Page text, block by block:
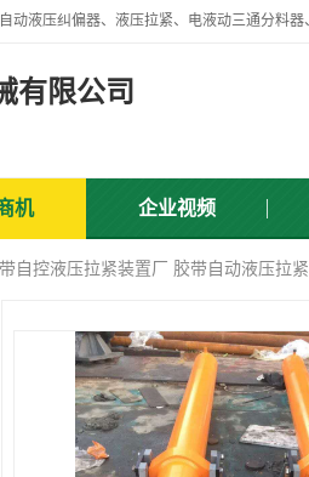
有限公司
机 企业视频
自控液压拉紧装置厂 胶带自动液压拉紧